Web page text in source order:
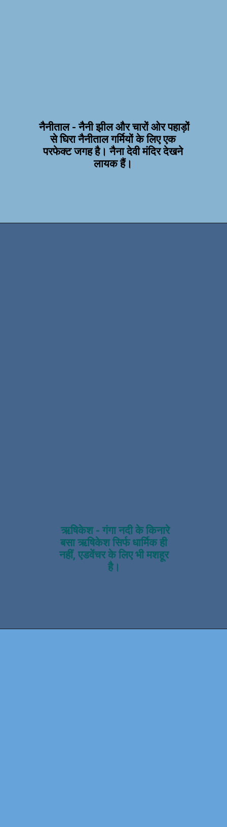
नैनीताल - नैनी झील और चारों ओर पहाड़ों
से घिरा नैनीताल गर्मियों के लिए एक
परफेक्ट जगह है। नैना देवी मंदिर देखने
लायक हैं।
ऋषिकेश - गंगा नदी के किनारे
बसा ऋषिकेश सिर्फ धार्मिक ही
नहीं, एडवेंचर के लिए भी मशहूर
है।